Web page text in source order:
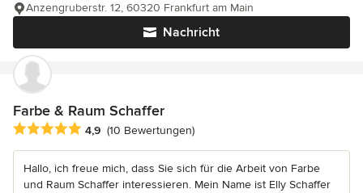
Nachricht
Anzengruberstr. 12, 60320 Frankfurt am Main
Farbe & Raum Schaffer
Durchschnittliche Bewertung: 4.9 von 5 Sternen
4,9 (10 Bewertungen)
Hallo, ich freue mich, dass Sie sich für die Arbeit von Farbe
und Raum Schaffer interessieren. Mein Name ist Elly Schaffer